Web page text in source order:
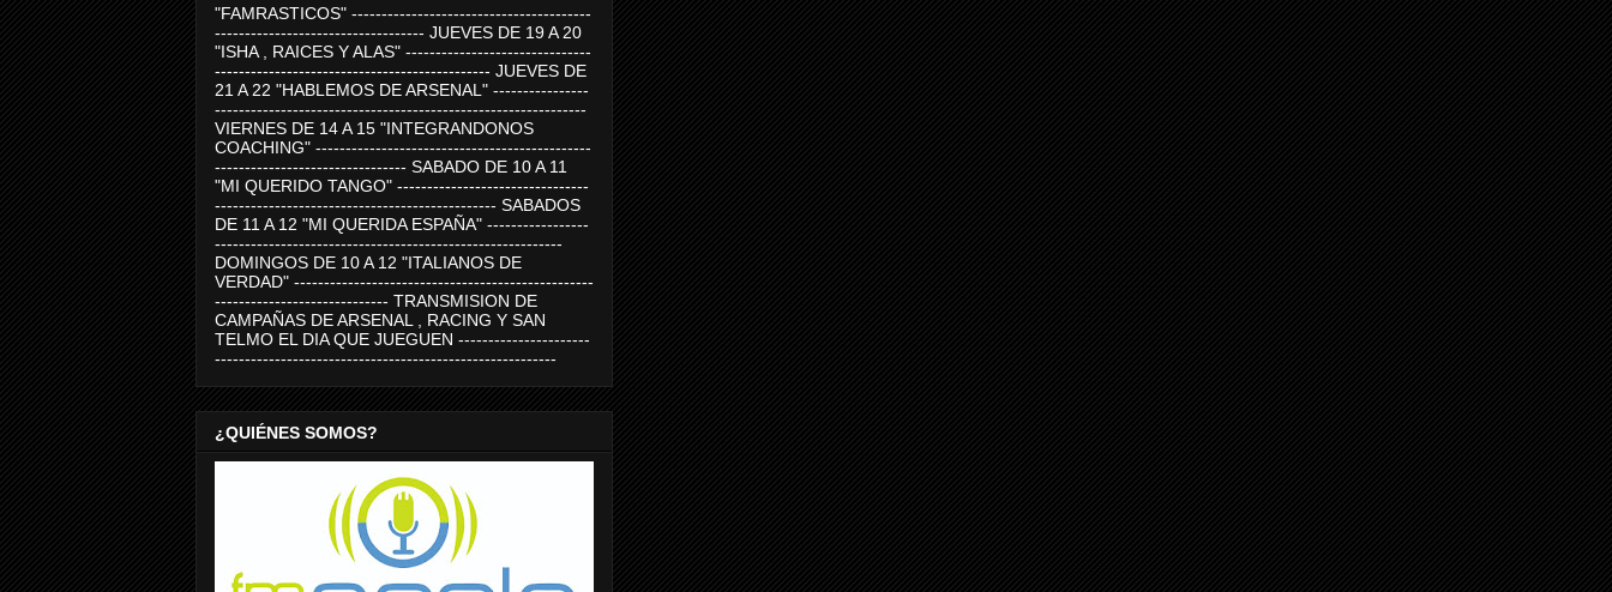
"FAMRASTICOS" ----------------------------------------
----------------------------------- JUEVES DE 19 A 20
"ISHA , RAICES Y ALAS" -------------------------------
---------------------------------------------- JUEVES DE
21 A 22 "HABLEMOS DE ARSENAL" ----------------
--------------------------------------------------------------
VIERNES DE 14 A 15 "INTEGRANDONOS
COACHING" ----------------------------------------------
-------------------------------- SABADO DE 10 A 11
"MI QUERIDO TANGO" --------------------------------
----------------------------------------------- SABADOS
DE 11 A 12 "MI QUERIDA ESPAÑA" -----------------
----------------------------------------------------------
DOMINGOS DE 10 A 12 "ITALIANOS DE
VERDAD" --------------------------------------------------
----------------------------- TRANSMISION DE
CAMPAÑAS DE ARSENAL , RACING Y SAN
TELMO EL DIA QUE JUEGUEN ----------------------
---------------------------------------------------------
¿QUIÉNES SOMOS?